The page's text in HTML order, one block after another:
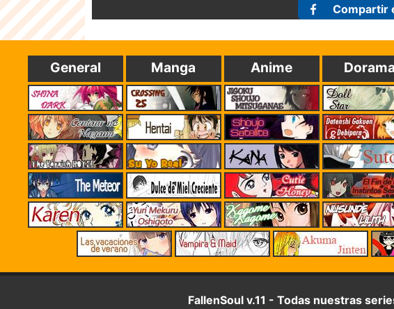
Compartir
General Manga Anime Dorama
FallenSoul v.11 - Todas nuestras